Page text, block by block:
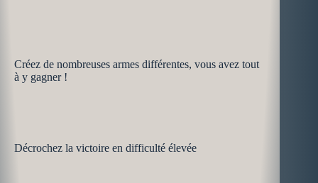
Créez de nombreuses armes différentes, vous avez tout
à y gagner !
Décrochez la victoire en difficulté élevée